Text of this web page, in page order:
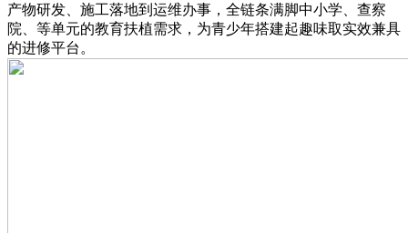
产物研发、施工落地到运维办事，全链条满脚中小学、查察
院、等单元的教育扶植需求，为青少年搭建起趣味取实效兼具
的进修平台。